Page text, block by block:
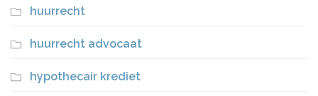
huurrecht
huurrecht advocaat
hypothecair krediet